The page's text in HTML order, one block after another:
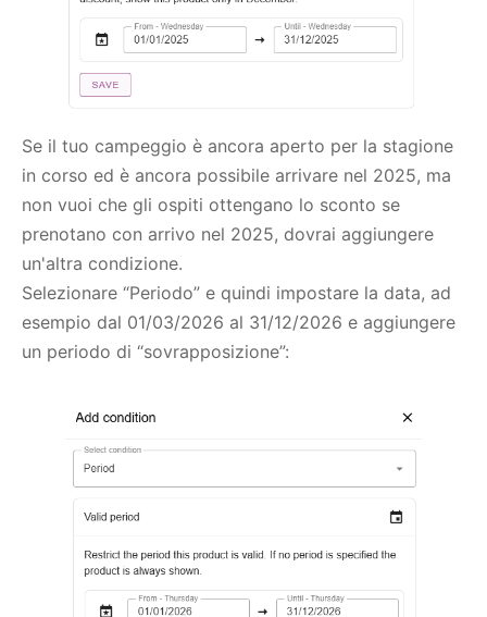
Se il tuo campeggio è ancora aperto per la stagione
in corso ed è ancora possibile arrivare nel 2025, ma
non vuoi che gli ospiti ottengano lo sconto se
prenotano con arrivo nel 2025, dovrai aggiungere
un'altra condizione.
Selezionare “Periodo” e quindi impostare la data, ad
esempio dal 01/03/2026 al 31/12/2026 e aggiungere
un periodo di “sovrapposizione”: